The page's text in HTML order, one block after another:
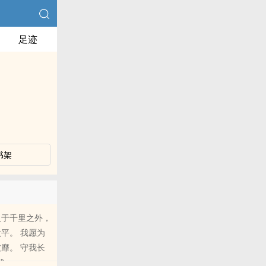
足迹
架
千里之外，
。 我愿为
。 守我长